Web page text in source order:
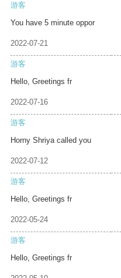
游客
You have 5 minute oppor
2022-07-21
游客
Hello, Greetings fr
2022-07-16
游客
Horny Shriya called you
2022-07-12
游客
Hello, Greetings fr
2022-05-24
游客
Hello, Greetings fr